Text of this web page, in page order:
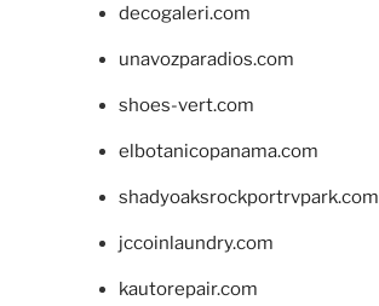
decogaleri.com
unavozparadios.com
shoes-vert.com
elbotanicopanama.com
shadyoaksrockportrvpark.com
jccoinlaundry.com
kautorepair.com